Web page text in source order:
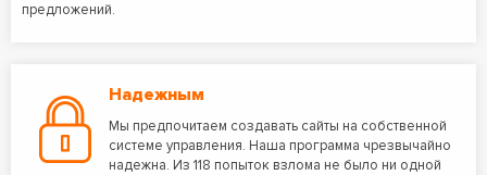
предложений.
Надежным
Мы предпочитаем создавать сайты на собственной
системе управления. Наша программа чрезвычайно
надежна. Из 118 попыток взлома не было ни одной